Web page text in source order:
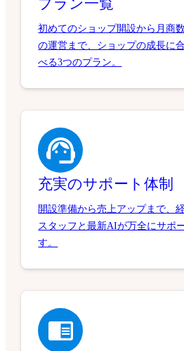
初めてのショップ開設から月商
の運営まで、ショップの成長に
べる3つのプラン。
充実のサポート体制
開設準備から売上アップまで、
スタッフと最新AIが万全にサポ
す。